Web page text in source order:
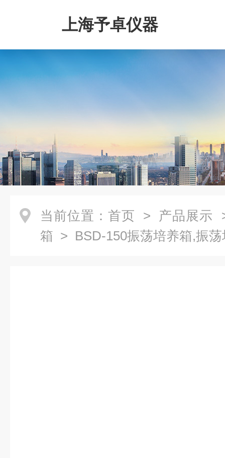
上海予卓仪器
当前位置： 首页 > 产品展示
箱 > BSD-150振荡培养箱,振